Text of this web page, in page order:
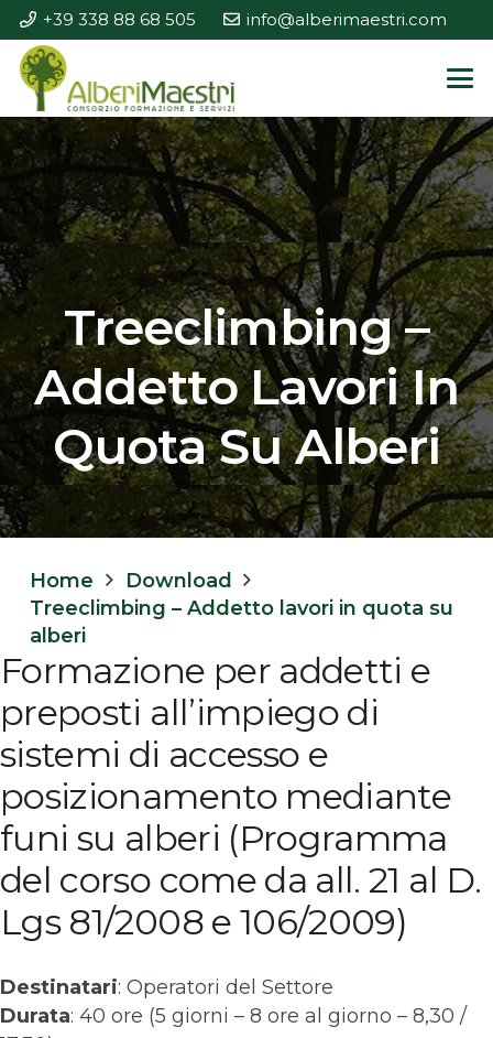
+39 338 88 68 505 info@alberimaestri.com
Treeclimbing –
Addetto Lavori In
Quota Su Alberi
Home
Download
Treeclimbing – Addetto lavori in quota su
alberi
Formazione per addetti e
preposti all’impiego di
sistemi di accesso e
posizionamento mediante
funi su alberi (Programma
del corso come da all. 21 al D.
Lgs 81/2008 e 106/2009)
Destinatari: Operatori del Settore
Durata: 40 ore (5 giorni – 8 ore al giorno – 8,30 /